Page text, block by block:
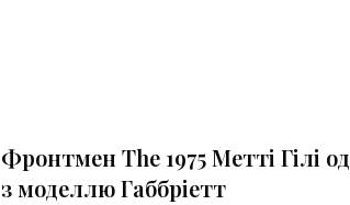
Фронтмен The 1975 Метті Гілі
з моделлю Габбріетт